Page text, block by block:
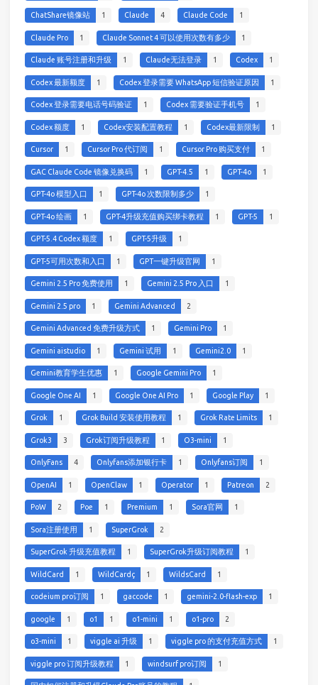
ChatShare镜像站 1 Claude 4 Claude Code 1
Claude Pro 1 Claude Sonnet 4 可以使用次数有多少 1
Claude 账号注册和升级 1 Claude无法登录 1 Codex 1
Codex 最新额度 1 Codex 登录需要 WhatsApp 短信验证原因 1
Codex 登录需要电话号码验证 1 Codex 需要验证手机号 1
Codex 额度 1 Codex安装配置教程 1 Codex最新限制 1
Cursor 1 Cursor Pro 代订阅 1 Cursor Pro 购买支付 1
GAC Claude Code 镜像兑换码 1 GPT-4.5 1 GPT-4o 1
GPT-4o 模型入口 1 GPT-4o 次数限制多少 1
GPT-4o 绘画 1 GPT-4升级充值购买绑卡教程 1 GPT-5 1
GPT-5.4 Codex 额度 1 GPT-5升级 1
GPT-5可用次数和入口 1 GPT一键升级官网 1
Gemini 2.5 Pro 免费使用 1 Gemini 2.5 Pro 入口 1
Gemini 2.5 pro 1 Gemini Advanced 2
Gemini Advanced 免费升级方式 1 Gemini Pro 1
Gemini aistudio 1 Gemini 试用 1 Gemini2.0 1
Gemini教育学生优惠 1 Google Gemini Pro 1
Google One AI 1 Google One AI Pro 1 Google Play 1
Grok 1 Grok Build 安装使用教程 1 Grok Rate Limits 1
Grok3 3 Grok订阅升级教程 1 O3-mini 1
OnlyFans 4 Onlyfans添加银行卡 1 Onlyfans订阅 1
OpenAI 1 OpenClaw 1 Operator 1 Patreon 2
PoW 2 Poe 1 Premium 1 Sora官网 1
Sora注册使用 1 SuperGrok 2
SuperGrok 升级充值教程 1 SuperGrok升级订阅教程 1
WildCard 1 WildCardç 1 WildsCard 1
codeium pro订阅 1 gaccode 1 gemini-2.0-flash-exp 1
google 1 o1 1 o1-mini 1 o1-pro 2
o3-mini 1 viggle ai 升级 1 viggle pro 的支付充值方式 1
viggle pro 订阅升级教程 1 windsurf pro订阅 1